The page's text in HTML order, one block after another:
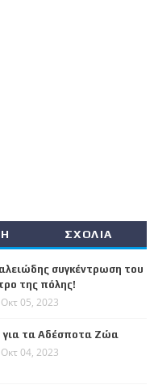
ΣΧΟΛΙΑ
συγκέντρωση του
της πόλης!
Οκτ 05, 2023
τα Αδέσποτα Ζώα
Οκτ 04, 2023